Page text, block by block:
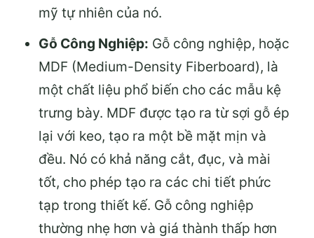
mỹ tự nhiên của nó.
Gỗ Công Nghiệp: Gỗ công nghiệp, hoặc
MDF (Medium-Density Fiberboard), là
một chất liệu phổ biến cho các mẫu kệ
trưng bày. MDF được tạo ra từ sợi gỗ ép
lại với keo, tạo ra một bề mặt mịn và
đều. Nó có khả năng cắt, đục, và mài
tốt, cho phép tạo ra các chi tiết phức
tạp trong thiết kế. Gỗ công nghiệp
thường nhẹ hơn và giá thành thấp hơn